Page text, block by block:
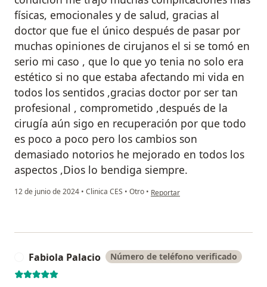
físicas, emocionales y de salud, gracias al
doctor que fue el único después de pasar por
muchas opiniones de cirujanos el si se tomó en
serio mi caso , que lo que yo tenia no solo era
estético si no que estaba afectando mi vida en
todos los sentidos ,gracias doctor por ser tan
profesional , comprometido ,después de la
cirugía aún sigo en recuperación por que todo
es poco a poco pero los cambios son
demasiado notorios he mejorado en todos los
aspectos ,Dios lo bendiga siempre.
12 de junio de 2024 • Clinica CES • Otro • en opinión del usuario Andreina
Reportar
Fabiola Palacio Número de teléfono verificado